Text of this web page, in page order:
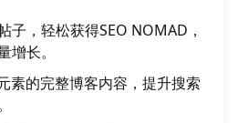
子，轻松获得SEO NOMAD，
增长。
素的完整博客内容，提升搜索